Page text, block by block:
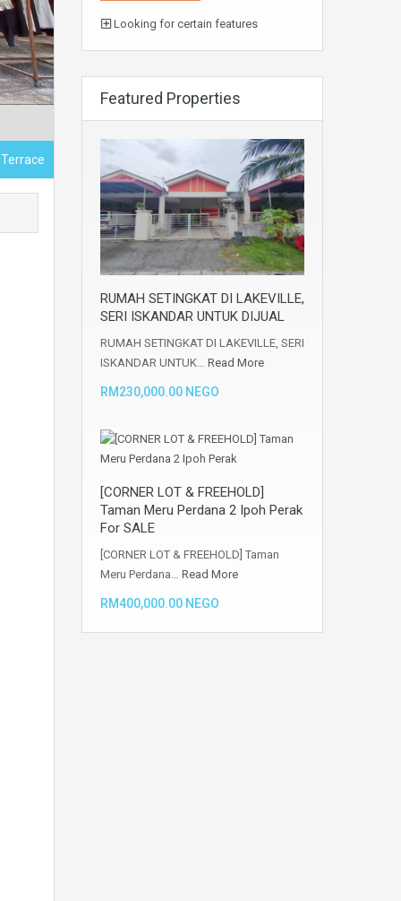
Looking for certain features
Featured Properties
RUMAH SETINGKAT DI LAKEVILLE,
SERI ISKANDAR UNTUK DIJUAL
RUMAH SETINGKAT DI LAKEVILLE, SERI
ISKANDAR UNTUK… Read More
RM230,000.00 NEGO
[CORNER LOT & FREEHOLD]
Taman Meru Perdana 2 Ipoh Perak
For SALE
[CORNER LOT & FREEHOLD] Taman
Meru Perdana… Read More
RM400,000.00 NEGO